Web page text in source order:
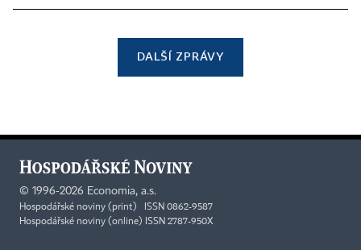
DALŠÍ ZPRÁVY
© 1996-2026 Economia, a.s.
Hospodářské noviny (print) ISSN 0862-9587
Hospodářské noviny (online) ISSN 2787-950X